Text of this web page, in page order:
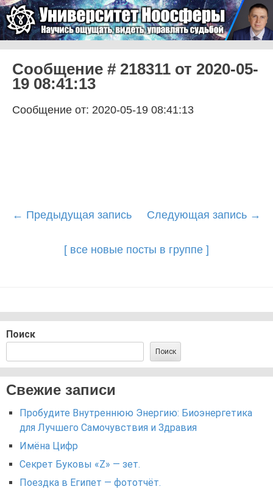
Университет Ноосферы
Сообщение # 218311 от 2020-05-
19 08:41:13
Сообщение от: 2020-05-19 08:41:13
Post
← Предыдущая запись Следующая запись →
[ все новые посты в группе ]
Поиск
Поиск
Свежие записи
Пробудите Внутреннюю Энергию: Биоэнергетика
для Лучшего Самочувствия и Здравия
Имёна Цифр
Секрет Буковы «Z» — зет.
Поездка в Египет — фототчёт.